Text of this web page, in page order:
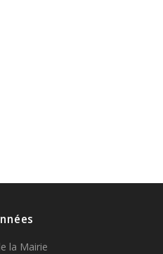
la Mairie